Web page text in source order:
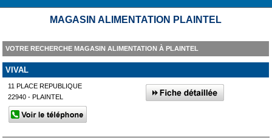
MAGASIN ALIMENTATION PLAINTEL
VOTRE RECHERCHE MAGASIN ALIMENTATION À PLAINTEL
VIVAL
11 PLACE REPUBLIQUE
22940 - PLAINTEL